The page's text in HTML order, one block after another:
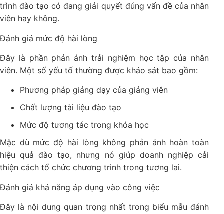
trình đào tạo có đang giải quyết đúng vấn đề của nhân
viên hay không.
Đánh giá mức độ hài lòng
Đây là phần phản ánh trải nghiệm học tập của nhân
viên. Một số yếu tố thường được khảo sát bao gồm:
Phương pháp giảng dạy của giảng viên
Chất lượng tài liệu đào tạo
Mức độ tương tác trong khóa học
Mặc dù mức độ hài lòng không phản ánh hoàn toàn
hiệu quả đào tạo, nhưng nó giúp doanh nghiệp cải
thiện cách tổ chức chương trình trong tương lai.
Đánh giá khả năng áp dụng vào công việc
Đây là nội dung quan trọng nhất trong biểu mẫu đánh